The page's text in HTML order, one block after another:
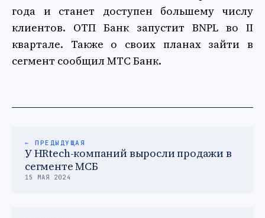
года и станет доступен большему числу
клиентов. ОТП Банк запустит BNPL во II
квартале. Также о своих планах зайти в
сегмент сообщил МТС Банк.
← ПРЕДЫДУЩАЯ
У HRtech-компаний выросли продажи в
сегменте МСБ
15 МАЯ 2024